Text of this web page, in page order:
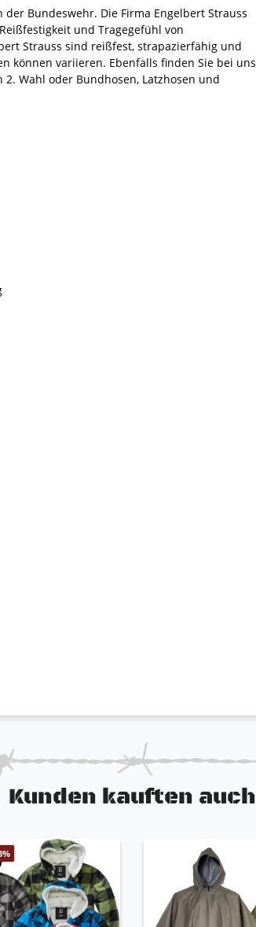
Bundeswehr. Die Firma Engelbert Strauss
und Tragegefühl von
Strauss sind reißfest, strapazierfähig und
können variieren. Ebenfalls finden Sie bei uns
Wahl oder Bundhosen, Latzhosen und
Kunden kauften auch